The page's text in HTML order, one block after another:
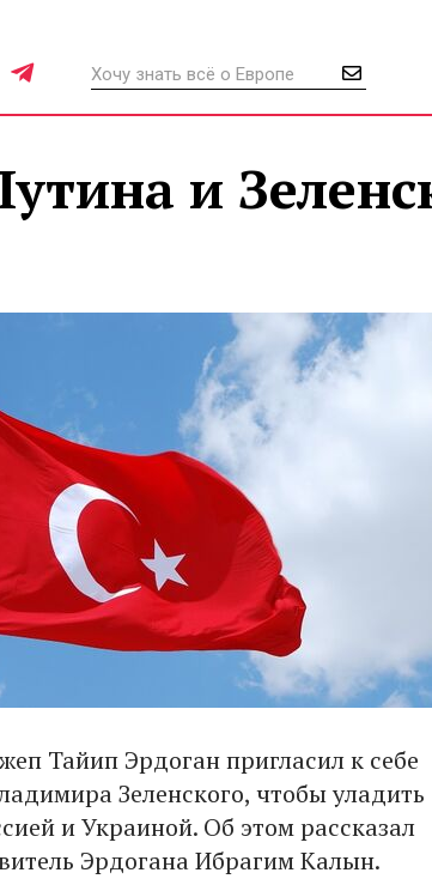
и
Тайип Эрдоган пригласил к себе
Зеленского, чтобы уладить
и Украиной. Об этом рассказал
Эрдогана Ибрагим Калын.